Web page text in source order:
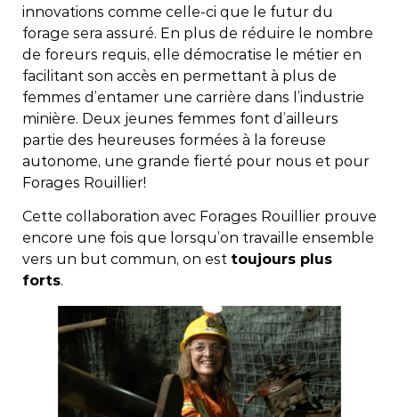
innovations comme celle-ci que le futur du
forage sera assuré. En plus de réduire le nombre
de foreurs requis, elle démocratise le métier en
facilitant son accès en permettant à plus de
femmes d’entamer une carrière dans l’industrie
minière. Deux jeunes femmes font d’ailleurs
partie des heureuses formées à la foreuse
autonome, une grande fierté pour nous et pour
Forages Rouillier!
Cette collaboration avec Forages Rouillier prouve
encore une fois que lorsqu’on travaille ensemble
vers un but commun, on est toujours plus
forts.